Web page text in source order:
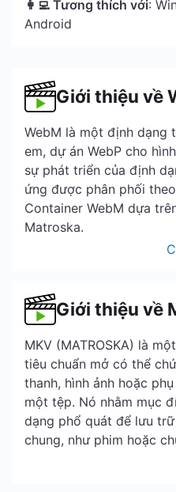
👩‍💻 Tương thích với:
Android
Giới thiệu về
WebM là một định dạng
em, dự án WebP cho
sự phát triển của định
ứng được phân phối
Container WebM dựa
Matroska.
Giới thiệu về
MKV (MATROSKA) là
tiêu chuẩn mở có thể
thanh, hình ảnh hoặc
một tệp. Nó nhằm mục
dạng phổ quát để lưu
chung, như phim hoặc